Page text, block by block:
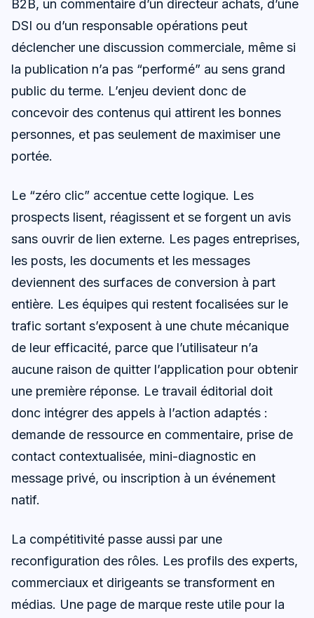
B2B, un commentaire d’un directeur achats, d’une
DSI ou d’un responsable opérations peut
déclencher une discussion commerciale, même si
la publication n’a pas “performé” au sens grand
public du terme. L’enjeu devient donc de
concevoir des contenus qui attirent les bonnes
personnes, et pas seulement de maximiser une
portée.
Le “zéro clic” accentue cette logique. Les
prospects lisent, réagissent et se forgent un avis
sans ouvrir de lien externe. Les pages entreprises,
les posts, les documents et les messages
deviennent des surfaces de conversion à part
entière. Les équipes qui restent focalisées sur le
trafic sortant s’exposent à une chute mécanique
de leur efficacité, parce que l’utilisateur n’a
aucune raison de quitter l’application pour obtenir
une première réponse. Le travail éditorial doit
donc intégrer des appels à l’action adaptés :
demande de ressource en commentaire, prise de
contact contextualisée, mini-diagnostic en
message privé, ou inscription à un événement
natif.
La compétitivité passe aussi par une
reconfiguration des rôles. Les profils des experts,
commerciaux et dirigeants se transforment en
médias. Une page de marque reste utile pour la